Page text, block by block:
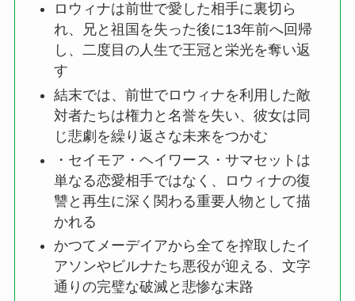
ロウィナは前世で愛した相手に裏切ら
れ、兄と祖国を失った後に13年前へ回帰
し、二度目の人生で王冠と栄光を奪い返
す
結末では、前世でロウィナを利用した敵
対者たちは権力と名誉を失い、彼女は同
じ悲劇を繰り返さな未来をつかむ
・セイモア・ヘイワース・サマセットは
単なる恋愛相手ではなく、ロウィナの復
讐と再生に深く関わる重要人物として描
かれる
かつてメーデイアから全てを搾取したイ
アソンやビルナたち悪役が迎える、文字
通りの完璧な破滅と悲惨な末路